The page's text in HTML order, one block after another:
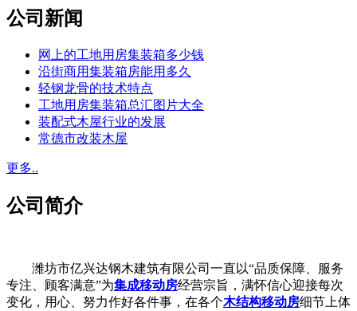
公司新闻
网上的工地用房集装箱多少钱
沿街商用集装箱房能用多久
轻钢龙骨的技术特点
工地用房集装箱总汇图片大全
装配式木屋行业的发展
常德市改装木屋
更多..
公司简介
潍坊市亿兴达钢木建筑有限公司一直以“品质保障、服务
专注、顾客满意”为集成移动房经营宗旨，满怀信心迎接每次
变化，用心、努力作好各件事，在各个木结构移动房细节上体